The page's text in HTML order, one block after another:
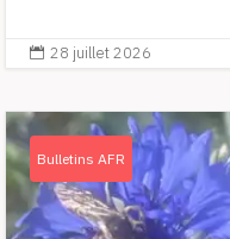
 28 juillet 2026
Bulletins AFR